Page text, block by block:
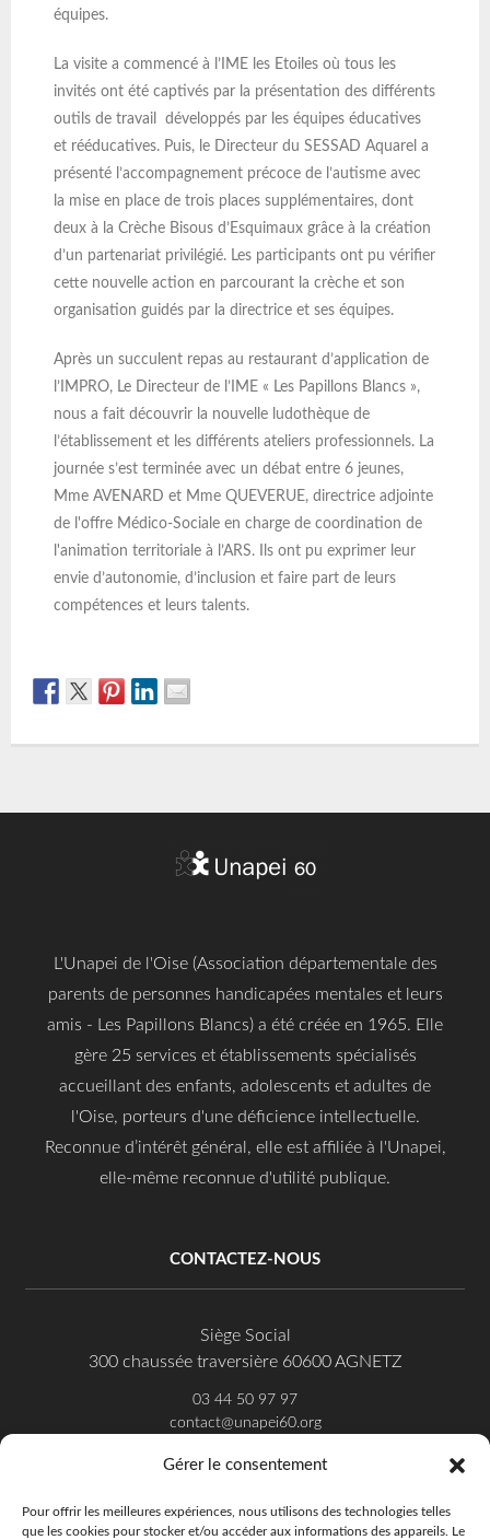
Gérer le consentement
Pour offrir les meilleures expériences, nous utilisons des technologies telles
que les cookies pour stocker et/ou accéder aux informations des appareils. Le
équipes.
La visite a commencé à l’IME les Etoiles où tous les
invités ont été captivés par la présentation des différents
outils de travail développés par les équipes éducatives
et rééducatives. Puis, le Directeur du SESSAD Aquarel a
présenté l’accompagnement précoce de l’autisme avec
la mise en place de trois places supplémentaires, dont
deux à la Crèche Bisous d’Esquimaux grâce à la création
d’un partenariat privilégié. Les participants ont pu vérifier
cette nouvelle action en parcourant la crèche et son
organisation guidés par la directrice et ses équipes.
Après un succulent repas au restaurant d’application de
l’IMPRO, Le Directeur de l’IME « Les Papillons Blancs »,
nous a fait découvrir la nouvelle ludothèque de
l’établissement et les différents ateliers professionnels. La
journée s’est terminée avec un débat entre 6 jeunes,
Mme AVENARD et Mme QUEVERUE, directrice adjointe
de l'offre Médico-Sociale en charge de coordination de
l'animation territoriale à l’ARS. Ils ont pu exprimer leur
envie d’autonomie, d’inclusion et faire part de leurs
compétences et leurs talents.
L'Unapei de l'Oise (Association départementale des
parents de personnes handicapées mentales et leurs
amis - Les Papillons Blancs) a été créée en 1965. Elle
gère 25 services et établissements spécialisés
accueillant des enfants, adolescents et adultes de
l'Oise, porteurs d'une déficience intellectuelle.
Reconnue d’intérêt général, elle est affiliée à l'Unapei,
elle-même reconnue d'utilité publique.
CONTACTEZ-NOUS
Siège Social
300 chaussée traversière 60600 AGNETZ
03 44 50 97 97
contact@unapei60.org